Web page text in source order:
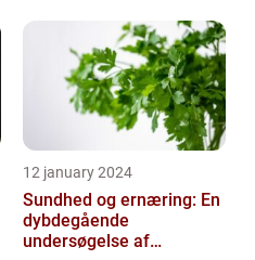
12 january 2024
Sundhed og ernæring: En
dybdegående
undersøgelse af